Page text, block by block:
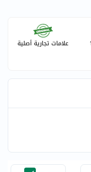
علامات تجارية أصلية